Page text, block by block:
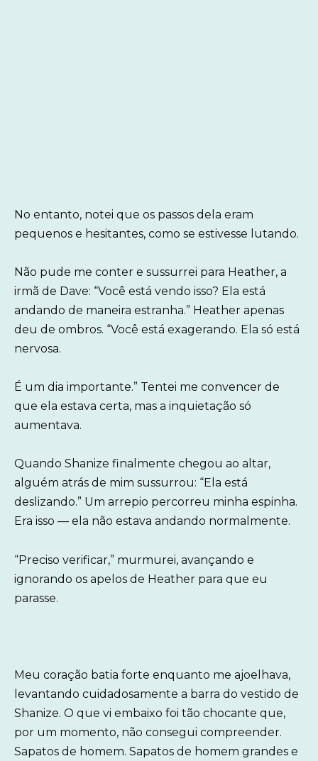
No entanto, notei que os passos dela eram
pequenos e hesitantes, como se estivesse lutando.
Não pude me conter e sussurrei para Heather, a
irmã de Dave: “Você está vendo isso? Ela está
andando de maneira estranha.” Heather apenas
deu de ombros. “Você está exagerando. Ela só está
nervosa.
É um dia importante.” Tentei me convencer de
que ela estava certa, mas a inquietação só
aumentava.
Quando Shanize finalmente chegou ao altar,
alguém atrás de mim sussurrou: “Ela está
deslizando.” Um arrepio percorreu minha espinha.
Era isso — ela não estava andando normalmente.
“Preciso verificar,” murmurei, avançando e
ignorando os apelos de Heather para que eu
parasse.
Meu coração batia forte enquanto me ajoelhava,
levantando cuidadosamente a barra do vestido de
Shanize. O que vi embaixo foi tão chocante que,
por um momento, não consegui compreender.
Sapatos de homem. Sapatos de homem grandes e